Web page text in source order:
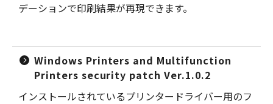
デーションで印刷結果が再現できます。
Windows Printers and Multifunction
Printers security patch Ver.1.0.2
インストールされているプリンタードライバー用のフ